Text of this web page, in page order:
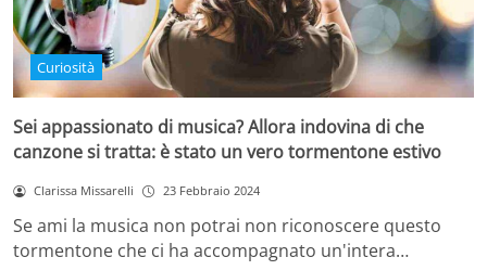
Curiosità
Sei appassionato di musica? Allora indovina di che
canzone si tratta: è stato un vero tormentone estivo
Clarissa Missarelli 23 Febbraio 2024
Se ami la musica non potrai non riconoscere questo
tormentone che ci ha accompagnato un'intera…